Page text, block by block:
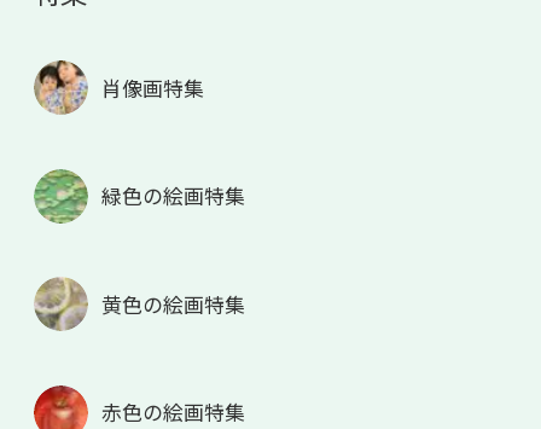
肖像画特集
緑色の絵画特集
黄色の絵画特集
赤色の絵画特集